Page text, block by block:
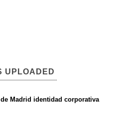
UPLOADED
Madrid identidad corporativa